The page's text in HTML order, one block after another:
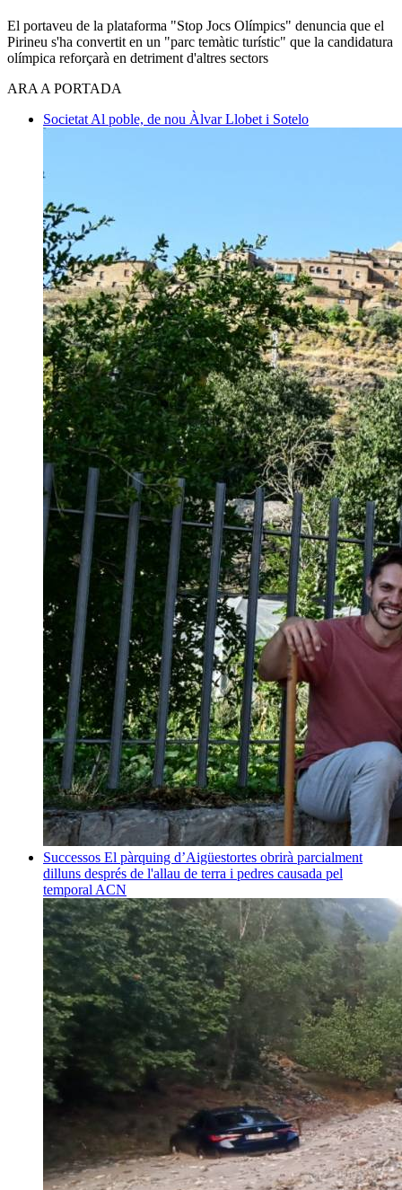
El portaveu de la plataforma "Stop Jocs Olímpics" denuncia que el
Pirineu s'ha convertit en un "parc temàtic turístic" que la candidatura
olímpica reforçarà en detriment d'altres sectors
ARA A PORTADA
Societat Al poble, de nou Àlvar Llobet i Sotelo
Successos El pàrquing d’Aigüestortes obrirà parcialment
dilluns després de l'allau de terra i pedres causada pel
temporal ACN